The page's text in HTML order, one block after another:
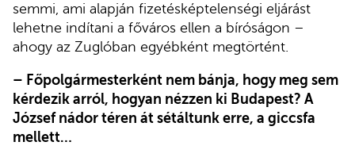
semmi, ami alapján fizetésképtelenségi eljárást
lehetne indítani a főváros ellen a bíróságon –
ahogy az Zuglóban egyébként megtörtént.
– Főpolgármesterként nem bánja, hogy meg sem
kérdezik arról, hogyan nézzen ki Budapest? A
József nádor téren át sétáltunk erre, a giccsfa
mellett…